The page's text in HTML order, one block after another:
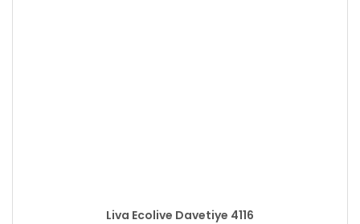
Liva Ecolive Davetiye 4116